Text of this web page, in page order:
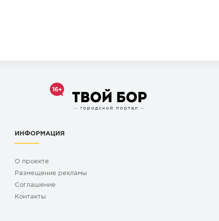
ИНФОРМАЦИЯ
О проекте
Размещение рекламы
Cоглашение
Контакты